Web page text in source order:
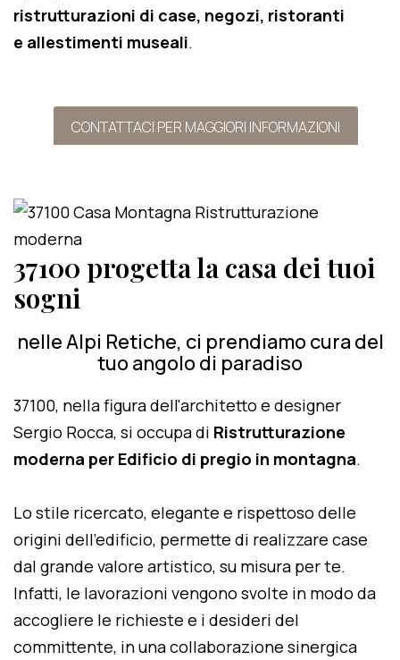
ristrutturazioni di case, negozi, ristoranti
e allestimenti museali.
CONTATTACI PER MAGGIORI INFORMAZIONI
37100 progetta la casa dei tuoi
sogni
nelle Alpi Retiche, ci prendiamo cura del
tuo angolo di paradiso
37100, nella figura dell'architetto e designer
Sergio Rocca, si occupa di Ristrutturazione
moderna per Edificio di pregio in montagna.
Lo stile ricercato, elegante e rispettoso delle
origini dell'edificio, permette di realizzare case
dal grande valore artistico, su misura per te.
Infatti, le lavorazioni vengono svolte in modo da
accogliere le richieste e i desideri del
committente, in una collaborazione sinergica